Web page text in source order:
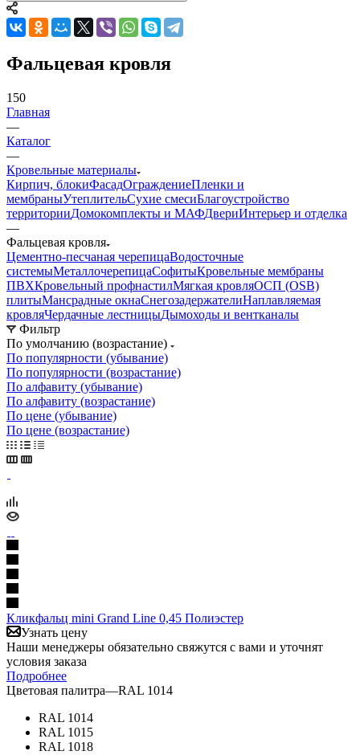
Фальцевая кровля
150
Главная
—
Каталог
—
Кровельные материалы
Кирпич, блокиФасадОграждениеПленки и
мембраныУтеплительСухие смесиБлагоустройство
территорииДомокомплекты и МАФДвериИнтерьер и отделка
—
Фальцевая кровля
Цементно-песчаная черепицаВодосточные
системыМеталлочерепицаСофитыКровельные мембраны
ПВХКровельный профнастилМягкая кровляОСП (OSB)
плитыМансрадные окнаСнегозадержателиНаплавляемая
кровляЧердачные лестницыДымоходы и вентканалы
Фильтр
По умолчанию (возрастание)
По популярности (убывание)
По популярности (возрастание)
По алфавиту (убывание)
По алфавиту (возрастание)
По цене (убывание)
По цене (возрастание)
Кликфальц mini Grand Line 0,45 Полиэстер
Узнать цену
Наши менеджеры обязательно свяжутся с вами и уточнят
условия заказа
Подробнее
Цветовая палитра—RAL 1014
RAL 1014
RAL 1015
RAL 1018